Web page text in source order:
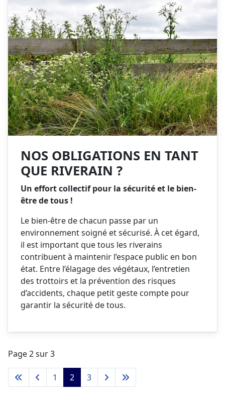
NOS OBLIGATIONS EN TANT
QUE RIVERAIN ?
Un effort collectif pour la sécurité et le bien-
être de tous !
Le bien-être de chacun passe par un
environnement soigné et sécurisé. À cet égard,
il est important que tous les riverains
contribuent à maintenir l’espace public en bon
état. Entre l’élagage des végétaux, l’entretien
des trottoirs et la prévention des risques
d’accidents, chaque petit geste compte pour
garantir la sécurité de tous.
Page 2 sur 3
1 2 3